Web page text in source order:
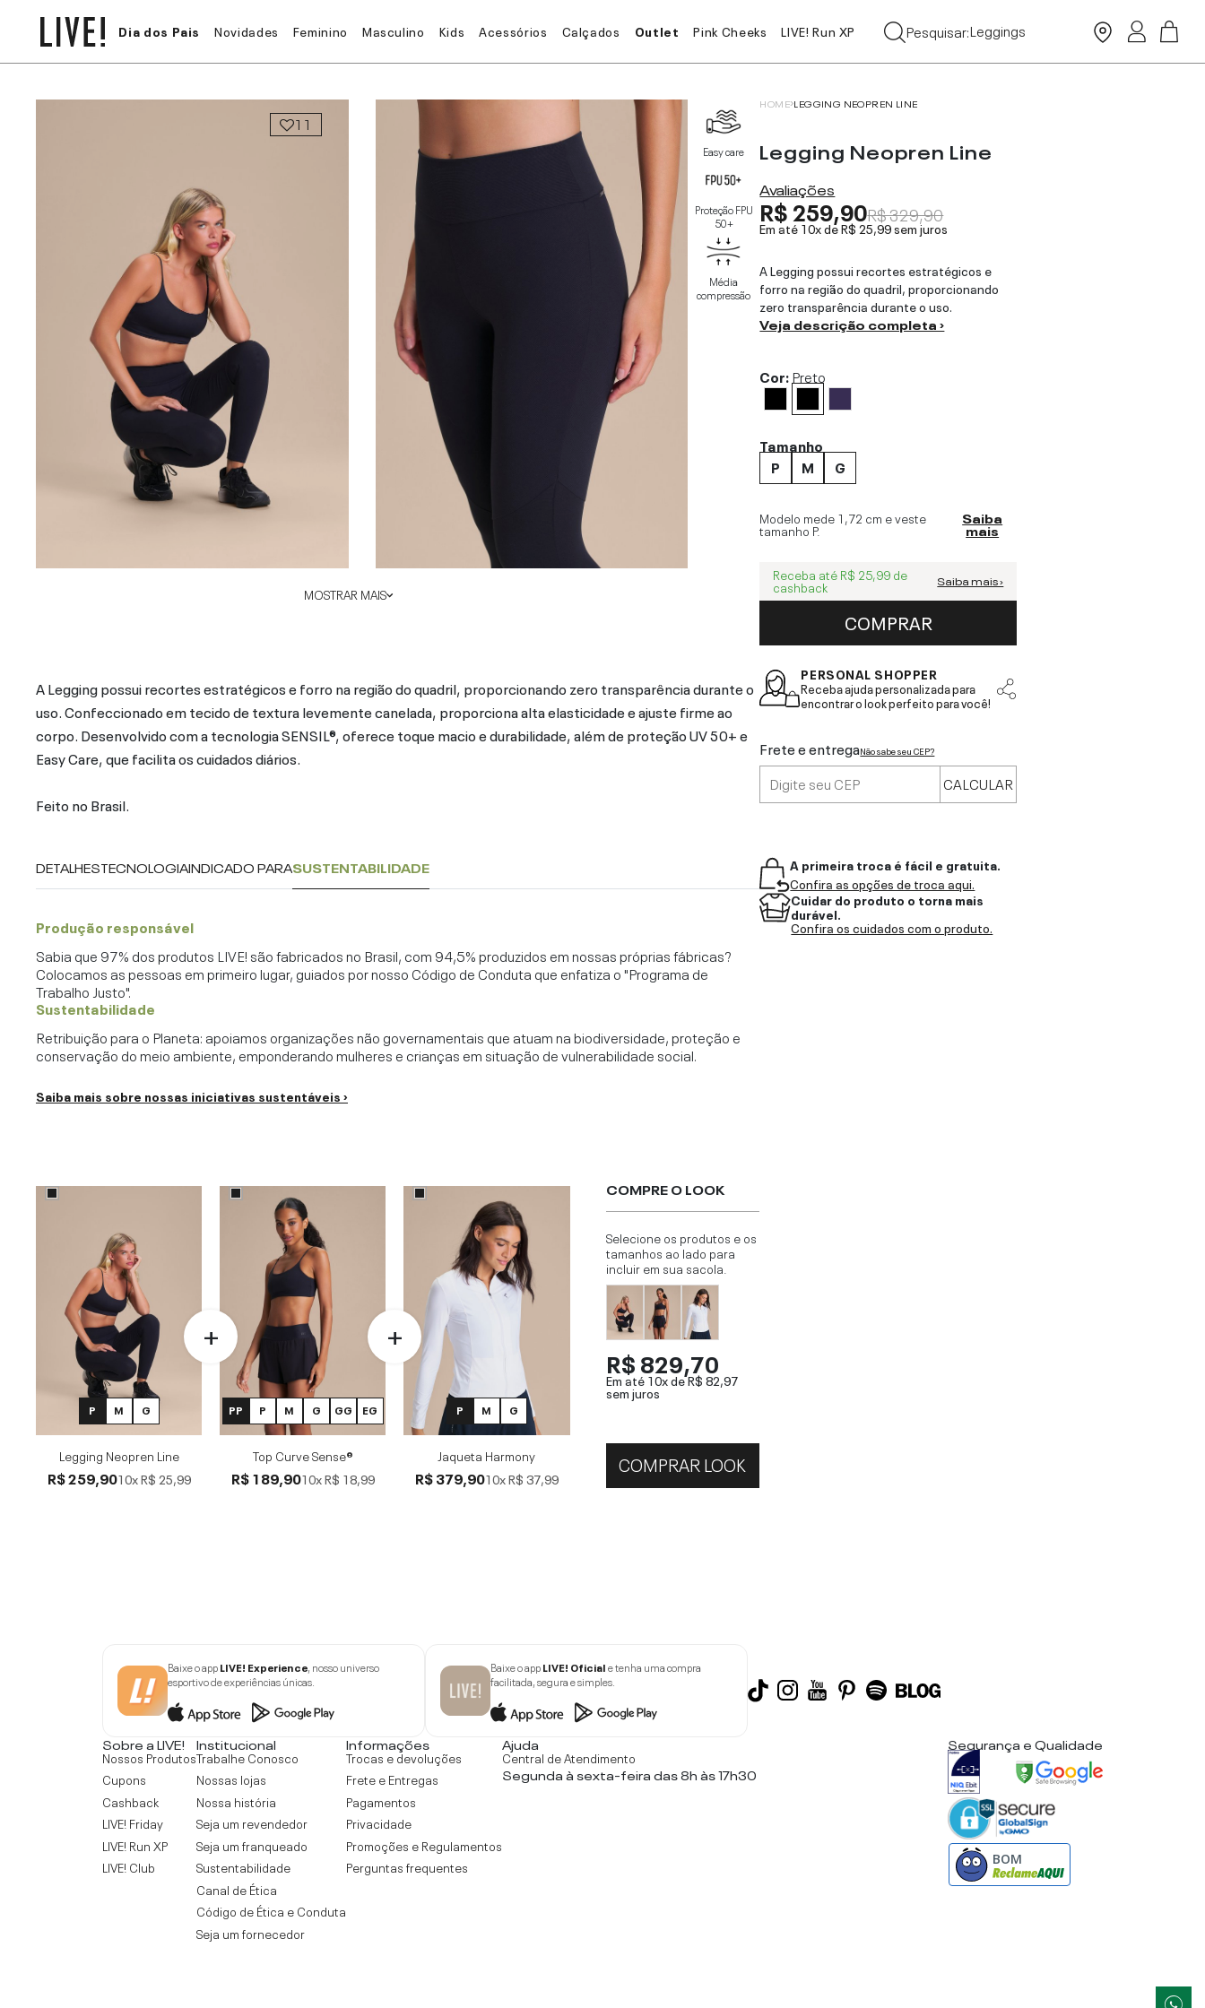
Dia dos Pais Novidades Feminino Masculino Kids Acessórios Calçados Outlet Pink Cheeks LIVE! Run XP Pesquisar:Moda Praia
11
MOSTRAR MAIS
Easy care
Proteção FPU
50+
Média
compressão
A Legging possui recortes estratégicos e forro na região do quadril, proporcionando zero transparência durante o
uso. Confeccionado em tecido de textura levemente canelada, proporciona alta elasticidade e ajuste firme ao
corpo. Desenvolvido com a tecnologia SENSIL®, oferece toque macio e durabilidade, além de proteção UV 50+ e
Easy Care, que facilita os cuidados diários.
Feito no Brasil.
DETALHESTECNOLOGIAINDICADO PARASUSTENTABILIDADE
Produção responsável
Sabia que 97% dos produtos LIVE! são fabricados no Brasil, com 94,5% produzidos em nossas próprias fábricas?
Colocamos as pessoas em primeiro lugar, guiados por nosso Código de Conduta que enfatiza o "Programa de
Trabalho Justo".
Sustentabilidade
Retribuição para o Planeta: apoiamos organizações não governamentais que atuam na biodiversidade, proteção e
conservação do meio ambiente, emponderando mulheres e crianças em situação de vulnerabilidade social.
Saiba mais sobre nossas iniciativas sustentáveis ›
P M G
Legging Neopren Line
R$ 259,9010xR$ 25,99
PP P M G GG EG
Top Curve Sense®
R$ 189,9010xR$ 18,99
P M G
Jaqueta Harmony
R$ 379,9010xR$ 37,99
COMPRE O LOOK
Selecione os produtos e os
tamanhos ao lado para
incluir em sua sacola.
R$ 829,70
Em até 10x deR$ 82,97
sem juros
COMPRAR LOOK
HOME LEGGING NEOPREN LINE
Legging Neopren Line
Avaliações
R$ 259,90R$ 329,90
Em até 10x deR$ 25,99sem juros
A Legging possui recortes estratégicos e
forro na região do quadril, proporcionando
zero transparência durante o uso.
Veja descrição completa ›
Cor:Preto
Tamanho
P
M G
Modelo mede 1,72 cm e veste
tamanho P.
Saiba
mais
Receba até R$ 25,99 de
cashback Saiba mais ›
COMPRAR
PERSONAL SHOPPER
Receba ajuda personalizada para
encontrar o look perfeito para você!
Frete e entregaNão sabe seu CEP?
CALCULAR
A primeira troca é fácil e gratuita.
Confira as opções de troca aqui.
Cuidar do produto o torna mais
durável.
Confira os cuidados com o produto.
Baixe o appLIVE! Experience, nosso universo
esportivo de experiências únicas.
Baixe o appLIVE! Oficiale tenha uma compra
facilitada, segura e simples.
Sobre a LIVE!
Nossos Produtos
Cupons
Cashback
LIVE! Friday
LIVE! Run XP
LIVE! Club
Institucional
Trabalhe Conosco
Nossas lojas
Nossa história
Seja um revendedor
Seja um franqueado
Sustentabilidade
Canal de Ética
Código de Ética e Conduta
Seja um fornecedor
Informações
Trocas e devoluções
Frete e Entregas
Pagamentos
Privacidade
Promoções e Regulamentos
Perguntas frequentes
Ajuda
Central de Atendimento
Segunda à sexta-feira das 8h às 17h30
Segurança e Qualidade
BOM